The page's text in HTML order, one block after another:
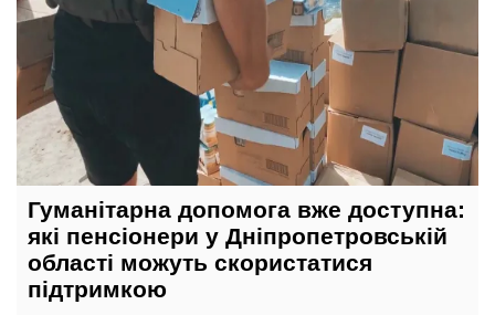
Гуманітарна допомога вже доступна:
які пенсіонери у Дніпропетровській
області можуть скористатися
підтримкою